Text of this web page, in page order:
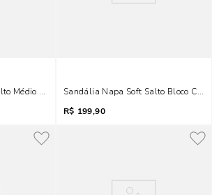
Médio Terracota Tiras Finas
Sandália Napa Soft Salto Bloco
R$ 199,90